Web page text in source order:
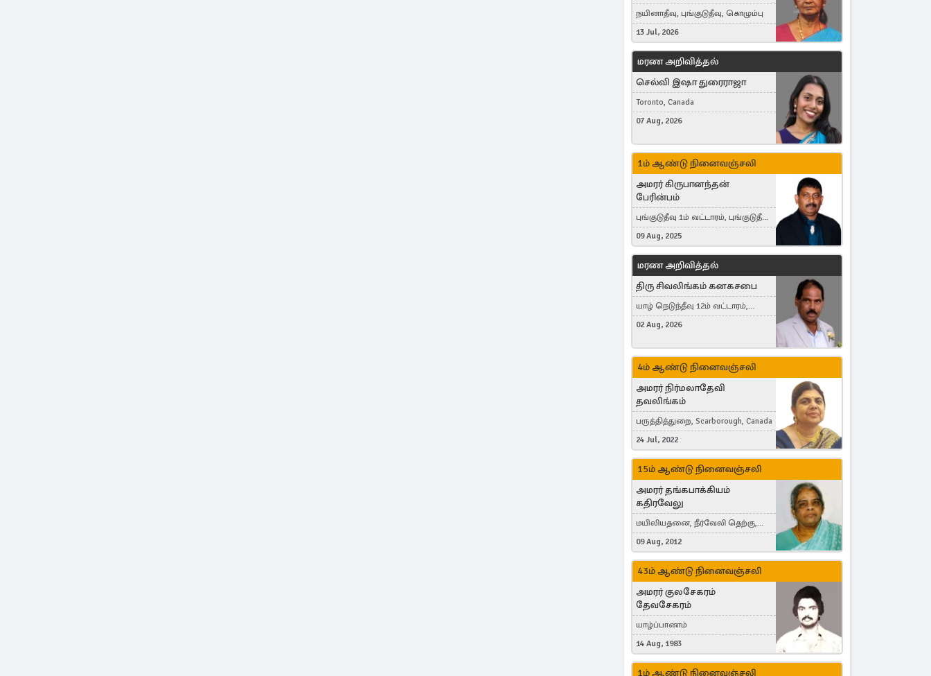
நயினாதீவு, புங்குடுதீவு, கொழும்பு
13 Jul, 2026
மரண அறிவித்தல்
செல்வி இஷா துரைராஜா
Toronto, Canada
07 Aug, 2026
1ம் ஆண்டு நினைவஞ்சலி
அமரர் கிருபானந்தன்
பேரின்பம்
புங்குடுதீவு 1ம் வட்டாரம், புங்குடுதீவு,
India, Lausanne, Switzerland
09 Aug, 2025
மரண அறிவித்தல்
திரு சிவலிங்கம் கனகசபை
யாழ் நெடுந்தீவு 12ம் வட்டாரம்,
Jaffna, நயினாதீவு, London, United
02 Aug, 2026
4ம் ஆண்டு நினைவஞ்சலி
அமரர் நிர்மலாதேவி
தவலிங்கம்
பருத்தித்துறை, Scarborough, Canada
24 Jul, 2022
15ம் ஆண்டு நினைவஞ்சலி
அமரர் தங்கபாக்கியம்
கதிரவேலு
மயிலியதனை, நீர்வேலி தெற்கு,
Herning, Denmark
09 Aug, 2012
43ம் ஆண்டு நினைவஞ்சலி
அமரர் குலசேகரம்
தேவசேகரம்
யாழ்ப்பாணம்
14 Aug, 1983
1ம் ஆண்டு நினைவஞ்சலி